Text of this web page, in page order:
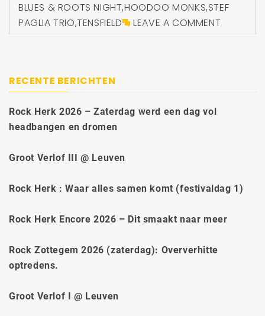
BLUES & ROOTS NIGHT,HOODOO MONKS,STEF
PAGLIA TRIO,TENSFIELD LEAVE A COMMENT
RECENTE BERICHTEN
Rock Herk 2026 – Zaterdag werd een dag vol
headbangen en dromen
Groot Verlof III @ Leuven
Rock Herk : Waar alles samen komt (festivaldag 1)
Rock Herk Encore 2026 – Dit smaakt naar meer
Rock Zottegem 2026 (zaterdag): Oververhitte
optredens.
Groot Verlof I @ Leuven